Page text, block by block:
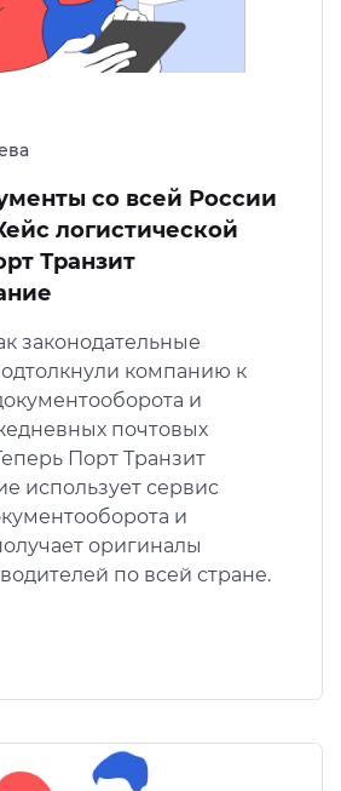
со всей России
логистической
Транзит
законодательные
компанию к
и
почтовых
Порт Транзит
использует сервис
и
оригиналы
по всей стране.